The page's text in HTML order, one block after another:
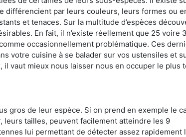
différencient par leurs couleurs, leurs formes ou
et tenaces. Sur la multitude d’espèces
En fait, il n’existe réellement que 25 voire
occasionnellement problématique. Ces
votre cuisine à se balader sur vos ustensiles et
vaut mieux nous laisser nous en occuper le plus
gros de leur espèce. Si on prend en exemple le
leurs tailles, peuvent facilement atteindre les 9
lui permettant de détecter assez rapidement